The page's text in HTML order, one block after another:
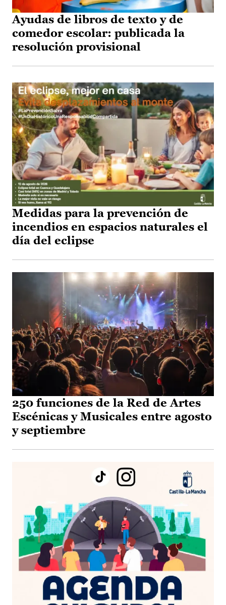
Ayudas de libros de texto y de
comedor escolar: publicada la
resolución provisional
Medidas para la prevención de
incendios en espacios naturales el
día del eclipse
250 funciones de la Red de Artes
Escénicas y Musicales entre agosto
y septiembre